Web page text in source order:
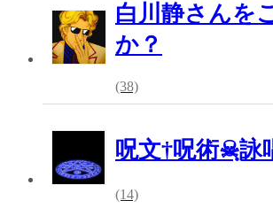
白川静さんを
か？
(38)
呪文†呪術☠ฺ詠
(14)